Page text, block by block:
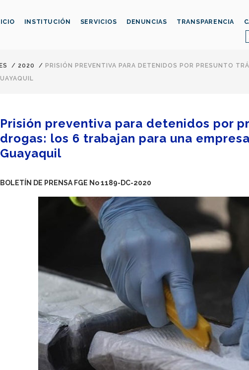
INSTITUCIÓN SERVICIOS DENUNCIAS TRANSPARENCIA
/ 2020 / PRISIÓN PREVENTIVA PARA DETENIDOS POR PRESUNTO
Prisión preventiva para detenidos por
drogas: los 6 trabajan para una
Guayaquil
BOLETÍN DE PRENSA FGE No 1189-DC-2020